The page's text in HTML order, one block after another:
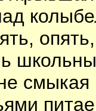
смыкая